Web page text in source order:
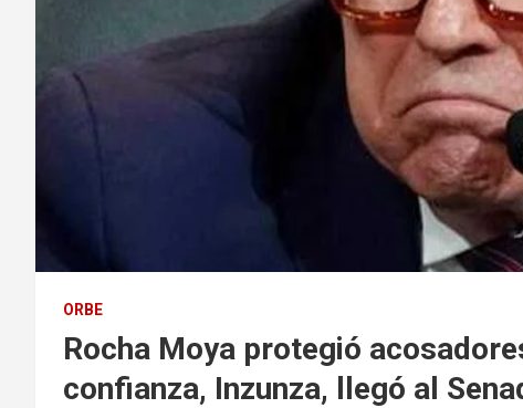
ORBE
Rocha Moya protegió
confianza, Inzunza, llegó al